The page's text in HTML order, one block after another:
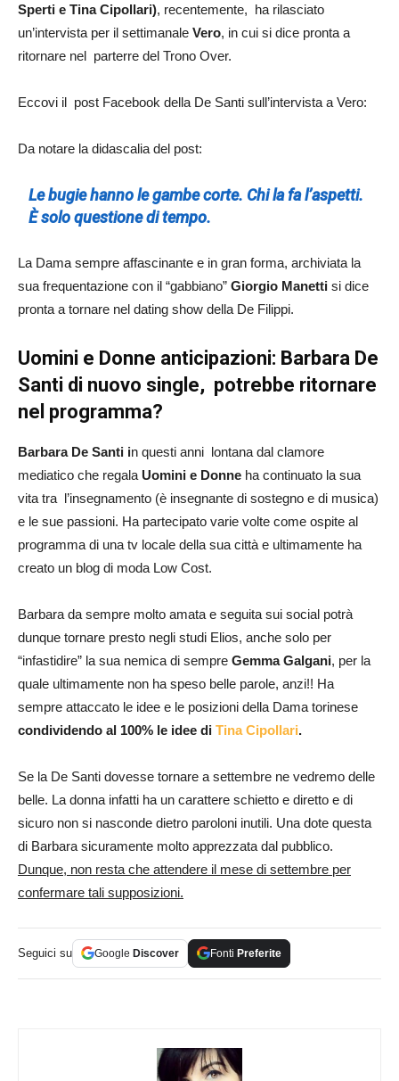
Sperti e Tina Cipollari), recentemente, ha rilasciato
un’intervista per il settimanale Vero, in cui si dice pronta a
ritornare nel parterre del Trono Over.
Eccovi il post Facebook della De Santi sull’intervista a Vero:
Da notare la didascalia del post:
Le bugie hanno le gambe corte. Chi la fa l’aspetti.
È solo questione di tempo.
La Dama sempre affascinante e in gran forma, archiviata la
sua frequentazione con il “gabbiano” Giorgio Manetti si dice
pronta a tornare nel dating show della De Filippi.
Uomini e Donne anticipazioni: Barbara De
Santi di nuovo single, potrebbe ritornare
nel programma?
Barbara De Santi in questi anni lontana dal clamore
mediatico che regala Uomini e Donne ha continuato la sua
vita tra l’insegnamento (è insegnante di sostegno e di musica)
e le sue passioni. Ha partecipato varie volte come ospite al
programma di una tv locale della sua città e ultimamente ha
creato un blog di moda Low Cost.
Barbara da sempre molto amata e seguita sui social potrà
dunque tornare presto negli studi Elios, anche solo per
“infastidire” la sua nemica di sempre Gemma Galgani, per la
quale ultimamente non ha speso belle parole, anzi!! Ha
sempre attaccato le idee e le posizioni della Dama torinese
condividendo al 100% le idee di Tina Cipollari.
Se la De Santi dovesse tornare a settembre ne vedremo delle
belle. La donna infatti ha un carattere schietto e diretto e di
sicuro non si nasconde dietro paroloni inutili. Una dote questa
di Barbara sicuramente molto apprezzata dal pubblico.
Dunque, non resta che attendere il mese di settembre per
confermare tali supposizioni.
Seguici su Google Discover Fonti Preferite